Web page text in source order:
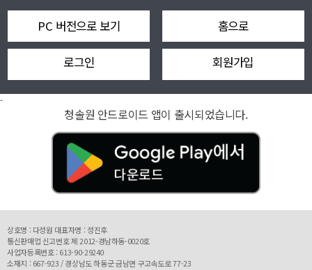
PC 버전으로 보기 홈으로
로그인 회원가입
-
청솔원 안드로이드 앱이 출시되었습니다.
상호명 : 다정원 대표자명 : 정진후
통신판매업 신고번호 제 2012-경남하동-0020호
사업자등록번호 : 613-90-29240
소재지 : 667-923 / 경상남도 하동군 금남면 구고속도로 77-23